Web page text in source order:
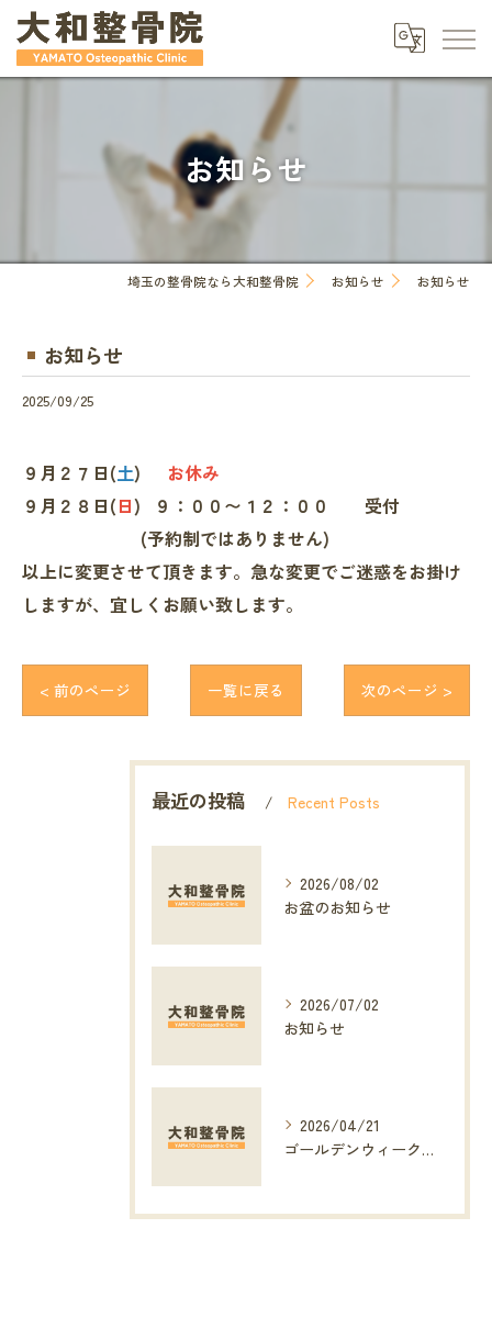
お知らせ
埼玉の整骨院なら大和整骨院 お知らせ お知らせ
お知らせ
2025/09/25
９月２７日(土) お休み
９月２８日(日) ９：００〜１２：００ 受付
(予約制ではありません)
以上に変更させて頂きます。急な変更でご迷惑をお掛け
しますが、宜しくお願い致します。
< 前のページ 一覧に戻る 次のページ >
最近の投稿 Recent Posts
2026/08/02
お盆のお知らせ
2026/07/02
お知らせ
2026/04/21
ゴールデンウィークのお知らせ